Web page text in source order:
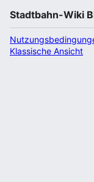
Stadtbahn-Wiki
Klassische Ansicht